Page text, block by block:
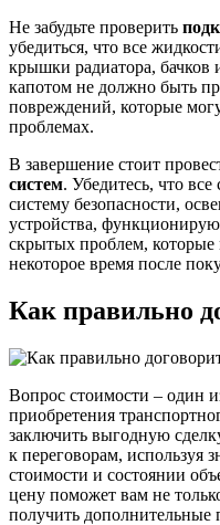
Не забудьте проверить
убедиться, что все
крышки радиатора,
капотом не должно быть
повреждений, которые
проблемах.
В завершение стоит
систем. Убедитесь, что
систему безопасности,
устройства,
скрытых проблем, которые
некоторое время после
Как правильно
Вопрос стоимости – один
приобретения
заключить выгодную
к переговорам, используя
стоимости и состоянии
цену поможет вам не
получить дополнительные